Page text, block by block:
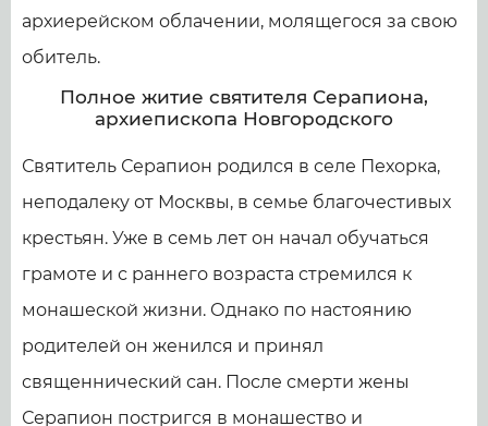
архиерейском облачении, молящегося за свою
обитель.
Полное житие святителя Серапиона,
архиепископа Новгородского
Святитель Серапион родился в селе Пехорка,
неподалеку от Москвы, в семье благочестивых
крестьян. Уже в семь лет он начал обучаться
грамоте и с раннего возраста стремился к
монашеской жизни. Однако по настоянию
родителей он женился и принял
священнический сан. После смерти жены
Серапион постригся в монашество и